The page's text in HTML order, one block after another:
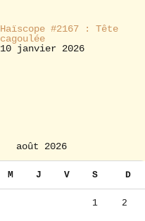
Haïscope #2167 : Tête
cagoulée
10 janvier 2026
août 2026
M J V S D
1 2